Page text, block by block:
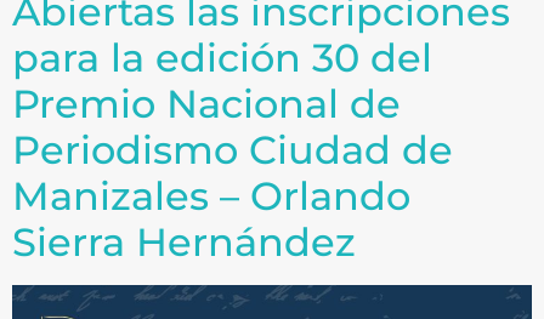
Abiertas las inscripciones
para la edición 30 del
Premio Nacional de
Periodismo Ciudad de
Manizales – Orlando
Sierra Hernández